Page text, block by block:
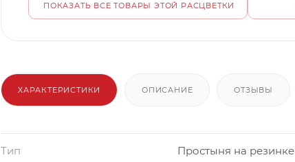
ПОКАЗАТЬ ВСЕ ТОВАРЫ ЭТОЙ РАСЦВЕТКИ
ХАРАКТЕРИСТИКИ ОПИСАНИЕ ОТЗЫВЫ
Тип Простыня на резинке